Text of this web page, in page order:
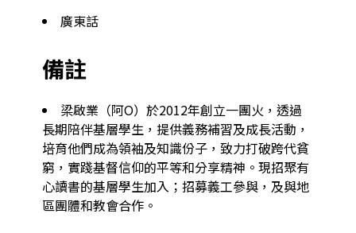
廣東話
備註
梁啟業（阿O）於2012年創立一團火，透過
長期陪伴基層學生，提供義務補習及成長活動，
培育他們成為領袖及知識份子，致力打破跨代貧
窮，實踐基督信仰的平等和分享精神。現招聚有
心讀書的基層學生加入；招募義工參與，及與地
區團體和教會合作。